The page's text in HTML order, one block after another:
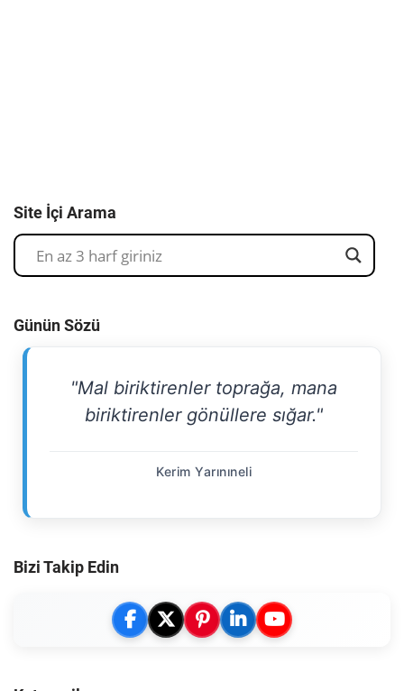
Site İçi Arama
Günün Sözü
"Mal biriktirenler toprağa, mana
biriktirenler gönüllere sığar."
Kerim Yarınıneli
Bizi Takip Edin